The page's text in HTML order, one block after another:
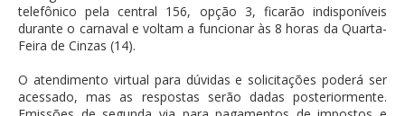
telefônico pela central 156, opção 3, ficarão indisponíveis
durante o carnaval e voltam a funcionar às 8 horas da Quarta-
Feira de Cinzas (14).
O atendimento virtual para dúvidas e solicitações poderá ser
acessado, mas as respostas serão dadas posteriormente.